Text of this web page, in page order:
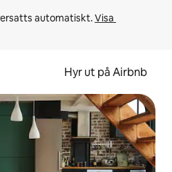
automatiskt. Visa
Hyr ut på Airbnb